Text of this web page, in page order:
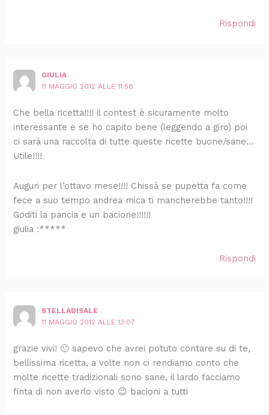
Rispondi
GIULIA
11 MAGGIO 2012 ALLE 11:58
Che bella ricetta!!!! il contest è sicuramente molto
interessante e se ho capito bene (leggendo a giro) poi
ci sarà una raccolta di tutte queste ricette buone/sane…
Utile!!!!
Auguri per l’ottavo mese!!!! Chissà se pupetta fa come
fece a suo tempo andrea mica ti mancherebbe tanto!!!!
Goditi la pancia e un bacione!!!!!!
giulia :*****
Rispondi
STELLADISALE
11 MAGGIO 2012 ALLE 13:07
grazie vivi! 🙂 sapevo che avrei potuto contare su di te,
bellissima ricetta, a volte non ci rendiamo conto che
molte ricette tradizionali sono sane, il lardo facciamo
finta di non averlo visto 😉 bacioni a tutti